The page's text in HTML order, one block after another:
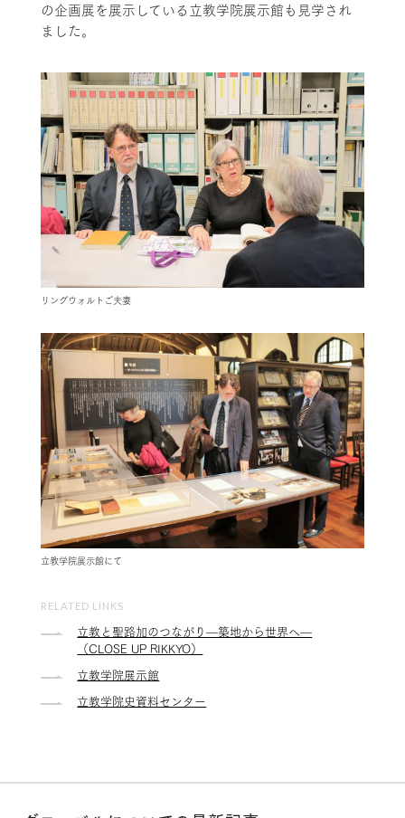
の企画展を展示している立教学院展示館も見学され
ました。
リングウォルトご夫妻
立教学院展示館にて
RELATED LINKS
立教と聖路加のつながり—築地から世界へ—
（CLOSE UP RIKKYO）
立教学院展示館
立教学院史資料センター